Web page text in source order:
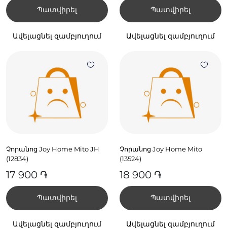
Պատվիրել
Ավելացնել զամբյուղում
Պատվիրել
Ավելացնել զամբյուղում
Չորանոց Joy Home Mito JH
(12834)
17 900 ֏
Պատվիրել
Ավելացնել զամբյուղում
Չորանոց Joy Home Mito
(13524)
18 900 ֏
Պատվիրել
Ավելացնել զամբյուղում